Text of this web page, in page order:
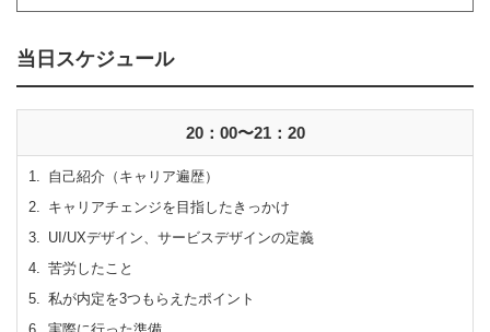
当日スケジュール
20：00〜21：20
自己紹介（キャリア遍歴）
キャリアチェンジを目指したきっかけ
UI/UXデザイン、サービスデザインの定義
苦労したこと
私が内定を3つもらえたポイント